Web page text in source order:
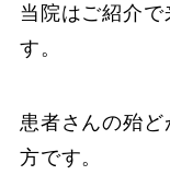
当院はご紹介で
す。
患者さんの殆ど
方です。